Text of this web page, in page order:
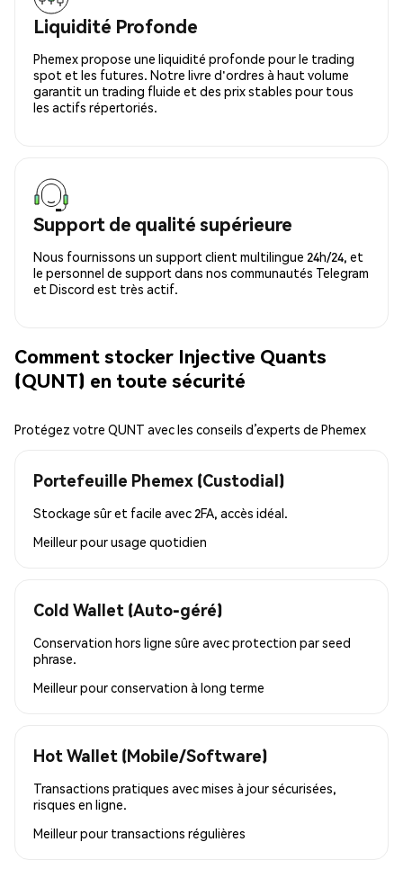
Liquidité Profonde
Phemex propose une liquidité profonde pour le trading
spot et les futures. Notre livre d'ordres à haut volume
garantit un trading fluide et des prix stables pour tous
les actifs répertoriés.
Support de qualité supérieure
Nous fournissons un support client multilingue 24h/24, et
le personnel de support dans nos communautés Telegram
et Discord est très actif.
Comment stocker Injective Quants
(QUNT) en toute sécurité
Protégez votre QUNT avec les conseils d’experts de Phemex
Portefeuille Phemex (Custodial)
Stockage sûr et facile avec 2FA, accès idéal.
Meilleur pourusage quotidien
Cold Wallet (Auto-géré)
Conservation hors ligne sûre avec protection par seed
phrase.
Meilleur pourconservation à long terme
Hot Wallet (Mobile/Software)
Transactions pratiques avec mises à jour sécurisées,
risques en ligne.
Meilleur pour transactions régulières